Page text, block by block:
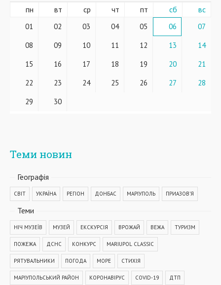
пн вт ср чт пт сб вс
01 02 03 04 05 06
07
08
09 10 11 12 13
14
15
16 17 18 19 20
21
22
23 24 25 26 27
28
29
30
Теми новин
Географiя
СВІТ УКРАЇНА РЕГІОН ДОНБАС МАРІУПОЛЬ ПРИАЗОВ'Я
Теми
НІЧ МУЗЕЇВ МУЗЕЙ ЕКСКУРСІЯ ВРОЖАЙ ВЕЖА ТУРИЗМ
ПОЖЕЖА ДСНС КОНКУРС MARIUPOL CLASSIC
РЯТУВАЛЬНИКИ ПОГОДА МОРЕ СТИХІЯ
МАРІУПОЛЬСЬКИЙ РАЙОН КОРОНАВІРУС COVID-19 ДТП